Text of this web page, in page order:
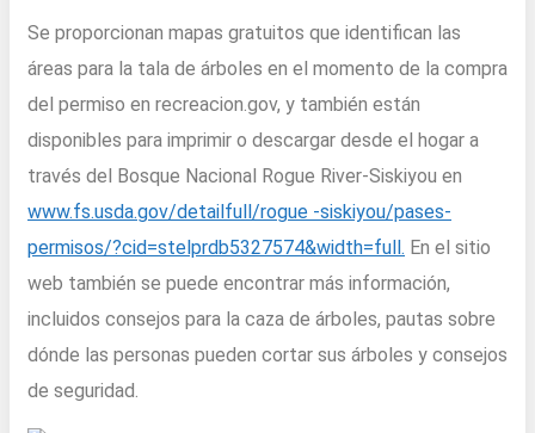
Se proporcionan mapas gratuitos que identifican las
áreas para la tala de árboles en el momento de la compra
del permiso en recreacion.gov, y también están
disponibles para imprimir o descargar desde el hogar a
través del Bosque Nacional Rogue River-Siskiyou en
www.fs.usda.gov/detailfull/rogue -siskiyou/pases-
permisos/?cid=stelprdb5327574&width=full. En el sitio
web también se puede encontrar más información,
incluidos consejos para la caza de árboles, pautas sobre
dónde las personas pueden cortar sus árboles y consejos
de seguridad.